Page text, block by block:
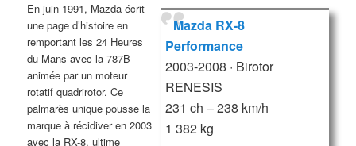
Mazda RX-8
Performance
2003-2008 · Birotor
RENESIS
231 ch – 238 km/h
1 382 kg
En juin 1991, Mazda écrit
une page d’histoire en
remportant les 24 Heures
du Mans avec la 787B
animée par un moteur
rotatif quadrirotor. Ce
palmarès unique pousse la
marque à récidiver en 2003
avec la RX-8, ultime